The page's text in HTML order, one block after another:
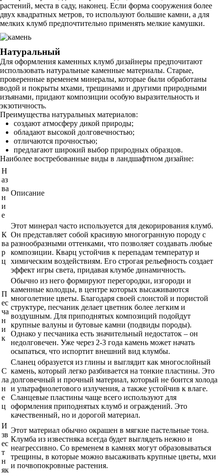
растений, места в саду, наконец. Если форма сооружения более
двух квадратных метров, то используют большие камни, а для
мелких клумб предпочтительно применять мелкие камушки.
Натуральный
Для оформления каменных клумб дизайнеры предпочитают
использовать натуральные каменные материалы. Старые,
проверенные временем минералы, которые были обработаны
водой и покрыты мхами, трещинами и другими природными
изъянами, придают композиции особую выразительность и
экзотичность.
Преимущества натуральных материалов:
создают атмосферу дикой природы;
обладают высокой долговечностью;
отличаются прочностью;
предлагают широкий выбор природных образцов.
Наиболее востребованные виды в ландшафтном дизайне:
Н
аз
ва
н
и
е
Описание
К
ва
р
ц
Этот минерал часто используется для декорирования клумб.
Он представляет собой красивую многогранную породу с
разнообразными оттенками, что позволяет создавать любые
композиции. Кварц устойчив к перепадам температур и
химическим воздействиям. Его строгая рельефность создает
эффект игры света, придавая клумбе динамичность.
П
ес
ча
н
и
к
Обычно из него формируют перегородки, изгороди и
каменные колодцы, в центре которых высаживаются
многолетние цветы. Благодаря своей слоистой и пористой
структуре, песчаник делает цветник более легким и
воздушным. Для приподнятых композиций подойдут
крупные валуны и бутовые камни (подвиды породы).
Однако у песчаника есть значительный недостаток – он
недолговечен. Уже через 2-3 года камень может начать
осыпаться, что испортит внешний вид клумбы.
С
ла
н
е
ц
Сланец образуется из глины и выглядит как многослойный
камень, который легко разбивается на тонкие пластины. Это
долговечный и прочный материал, который не боится холода
и ультрафиолетового излучения, а также устойчив к влаге.
Сланцевые пластины чаще всего используют для
оформления приподнятых клумб и ограждений. Это
качественный, но и дорогой материал.
И
зв
ес
т
н
як
Этот материал обычно окрашен в мягкие пастельные тона.
Клумба из известняка всегда будет выглядеть нежно и
неагрессивно. Со временем в камнях могут образовываться
трещины, в которые можно высаживать крупные цветы, мхи
и почвопокровные растения.